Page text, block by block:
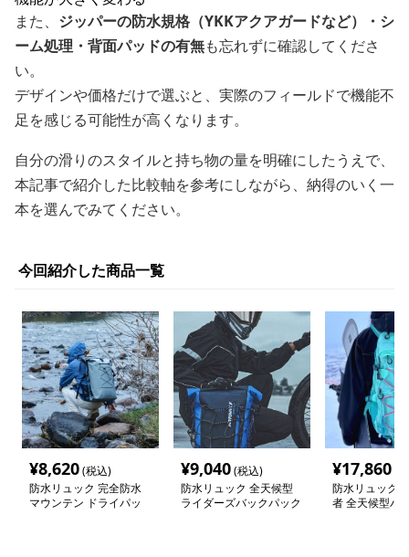
また、 ジッパーの防水規格（YKKアクアガードなど）・シ
ーム処理・背面パッドの有無も忘れずに確認してくださ
い。
デザインや価格だけで選ぶと、実際のフィールドで機能不
足を感じる可能性が高くなります。
自分の滑りのスタイルと持ち物の量を明確にしたうえで、
本記事で紹介した比較軸を参考にしながら、納得のいく一
本を選んでみてください。
今回紹介した商品一覧
¥8,620(税込)
防水リュック 完全防水
マウンテン ドライパッ
¥9,040(税込)
防水リュック 全天候型
ライダーズバックパック
¥17,860
防水リュック
者 全天候型バ